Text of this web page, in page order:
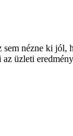
sem nézne ki jól,
üzleti